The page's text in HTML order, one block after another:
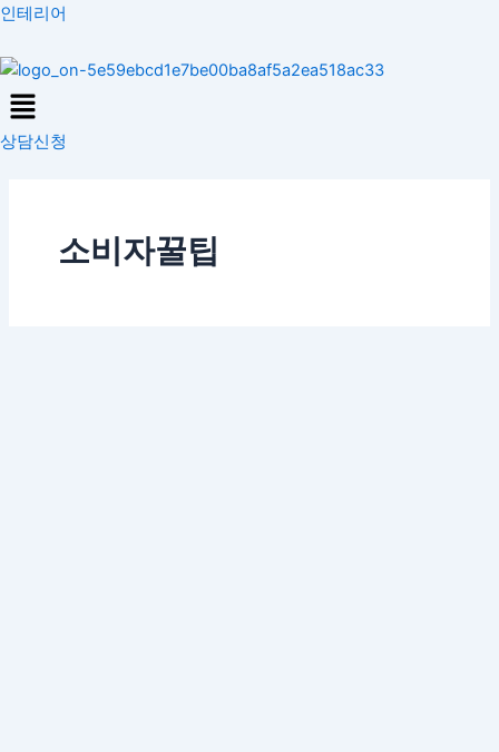
콘
츠
로
건
너
인테리어
Menu
상담신청
소비자꿀팁